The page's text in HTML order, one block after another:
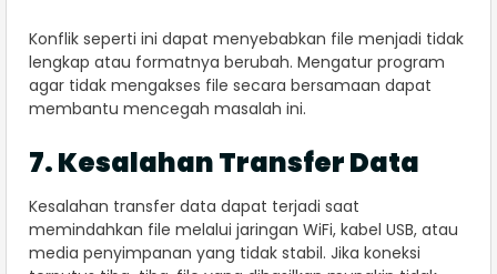
Konflik seperti ini dapat menyebabkan file menjadi tidak
lengkap atau formatnya berubah. Mengatur program
agar tidak mengakses file secara bersamaan dapat
membantu mencegah masalah ini.
7. Kesalahan Transfer Data
Kesalahan transfer data dapat terjadi saat
memindahkan file melalui jaringan WiFi, kabel USB, atau
media penyimpanan yang tidak stabil. Jika koneksi